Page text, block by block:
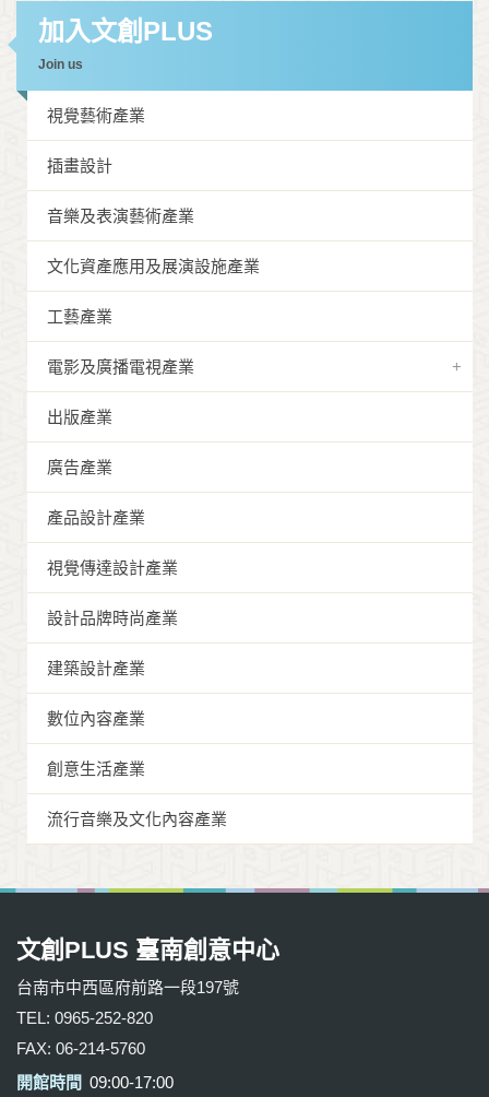
加入文創PLUS
Join us
視覺藝術產業
插畫設計
音樂及表演藝術產業
文化資產應用及展演設施產業
工藝產業
電影及廣播電視產業
出版產業
廣告產業
產品設計產業
視覺傳達設計產業
設計品牌時尚產業
建築設計產業
數位內容產業
創意生活產業
流行音樂及文化內容產業
文創PLUS 臺南創意中心
台南市中西區府前路一段197號
TEL: 0965-252-820
FAX: 06-214-5760
開館時間 09:00-17:00